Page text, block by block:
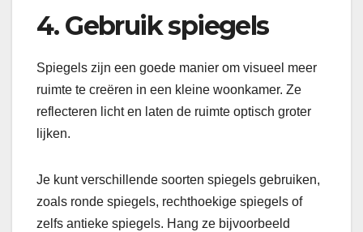
4. Gebruik spiegels
Spiegels zijn een goede manier om visueel meer
ruimte te creëren in een kleine woonkamer. Ze
reflecteren licht en laten de ruimte optisch groter
lijken.
Je kunt verschillende soorten spiegels gebruiken,
zoals ronde spiegels, rechthoekige spiegels of
zelfs antieke spiegels. Hang ze bijvoorbeeld